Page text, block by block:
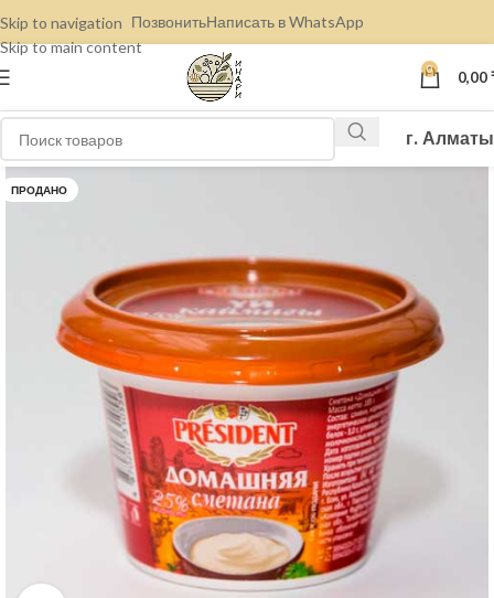
Skip to navigation
Skip to main content
ПозвонитьНаписать в WhatsApp
0 0,00
г. Алматы
ПРОДАНО